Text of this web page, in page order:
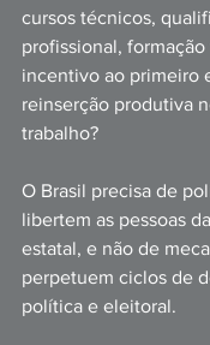
cursos técnicos,
profissional,
incentivo ao primeiro
reinserção produtiva
trabalho?
O Brasil precisa de
libertem as pessoas
estatal, e não de
perpetuem ciclos de
política e eleitoral.